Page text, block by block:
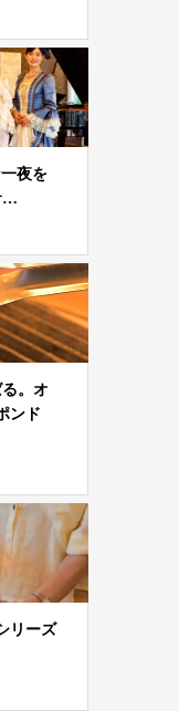
夜を
…
。オ
ンド
リーズ